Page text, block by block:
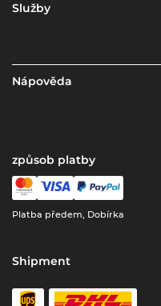
Služby
Nápověda
způsob platby
Platba předem, Dobírka
Shipment